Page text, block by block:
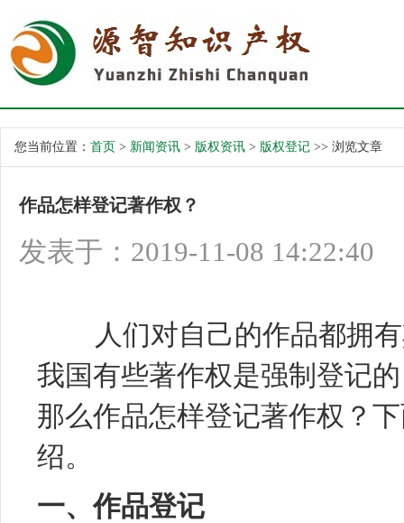
您当前位置： 首页 > 新闻资讯 > 版权资讯 > 版权登记 >> 浏览文章
作品怎样登记著作权？
发表于：2019-11-08 14:22:40
人们对自己的作品都拥有
我国有些著作权是强制登记
那么作品怎样登记著作权？
绍。
一、作品登记